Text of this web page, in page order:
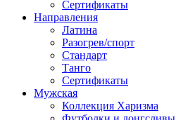
Сертификаты
Направления
Латина
Разогрев/спорт
Стандарт
Танго
Сертификаты
Мужская
Коллекция Харизма